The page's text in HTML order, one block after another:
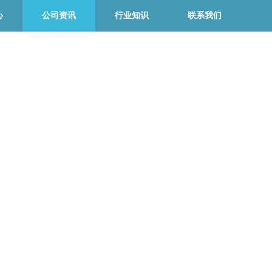
公司资讯 行业知识 联系我们